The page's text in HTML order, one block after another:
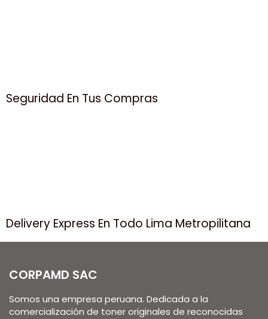
Seguridad En Tus Compras
Delivery Express En Todo Lima Metropilitana
CORPAMD SAC
Somos una empresa peruana. Dedicada a la
comercialización de toner originales de reconocidas